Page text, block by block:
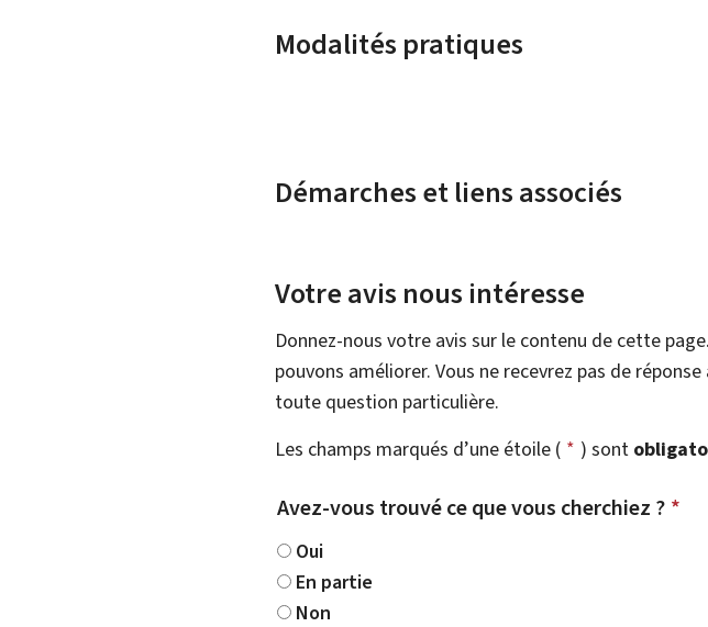
Modalités pratiques
Démarches et liens associés
Votre avis nous intéresse
Donnez-nous votre avis sur le contenu de cette
pouvons améliorer. Vous ne recevrez pas de
toute question particulière.
Les champs marqués d’une étoile ( * ) sont
Avez-vous trouvé ce que vous cherchiez ? *
Oui
En partie
Non